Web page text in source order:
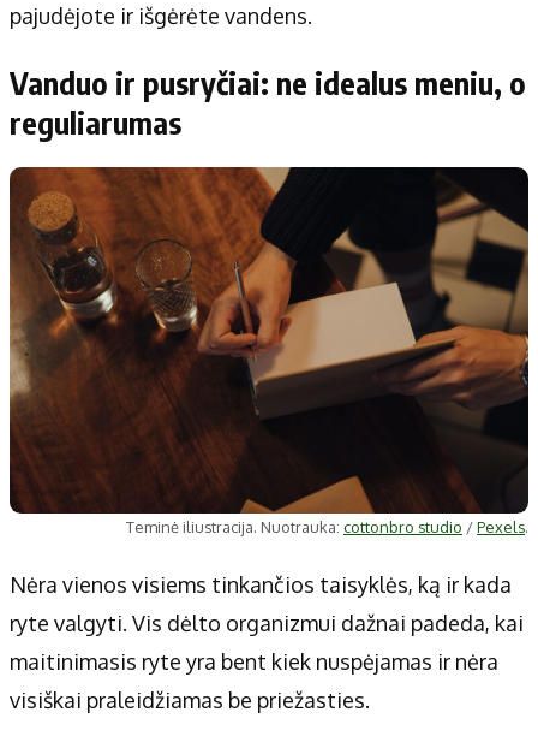
pajudėjote ir išgėrėte vandens.
Vanduo ir pusryčiai: ne idealus meniu, o
reguliarumas
Teminė iliustracija. Nuotrauka: cottonbro studio /Pexels.
Nėra vienos visiems tinkančios taisyklės, ką ir kada
ryte valgyti. Vis dėlto organizmui dažnai padeda, kai
maitinimasis ryte yra bent kiek nuspėjamas ir nėra
visiškai praleidžiamas be priežasties.